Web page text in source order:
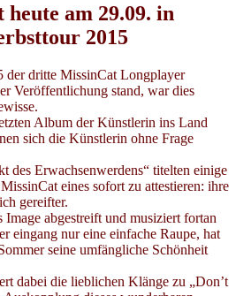
am 29.09. in
2015
der dritte MissinCat Longplayer
Veröffentlichung stand, war dies
Album der Künstlerin ins Land
sich die Künstlerin ohne Frage
des Erwachsenwerdens“ titelten einige
eines sofort zu attestieren: ihre
gereifter.
abgestreift und musiziert fortan
eingang nur eine einfache Raupe, hat
seine umfängliche Schönheit
dabei die lieblichen Klänge zu „Don’t